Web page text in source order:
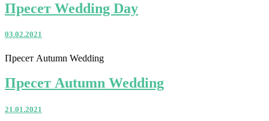
Пресет Wedding Day
03.02.2021
Пресет Autumn Wedding
Пресет Autumn Wedding
21.01.2021